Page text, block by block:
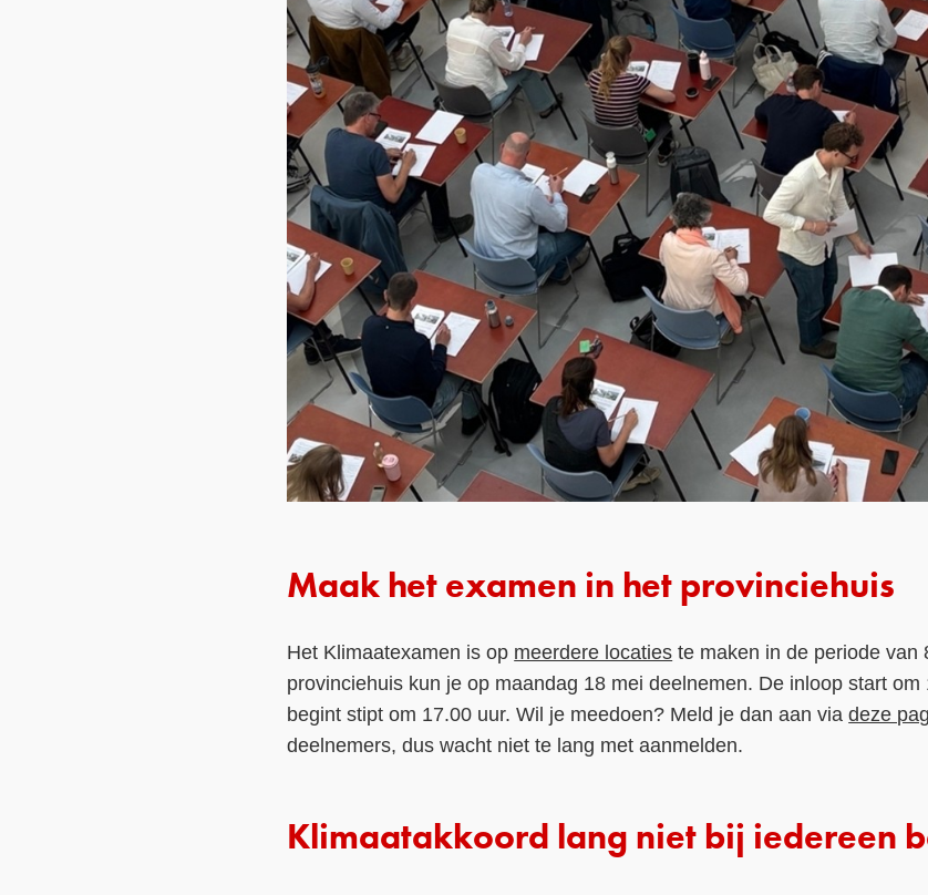
Maak het examen in het provinciehuis
Het Klimaatexamen is op meerdere locaties te maken in de periode van
provinciehuis kun je op maandag 18 mei deelnemen. De inloop start
begint stipt om 17.00 uur. Wil je meedoen? Meld je dan aan viadeze
deelnemers, dus wacht niet te lang met aanmelden.
Klimaatakkoord lang niet bij iedereen